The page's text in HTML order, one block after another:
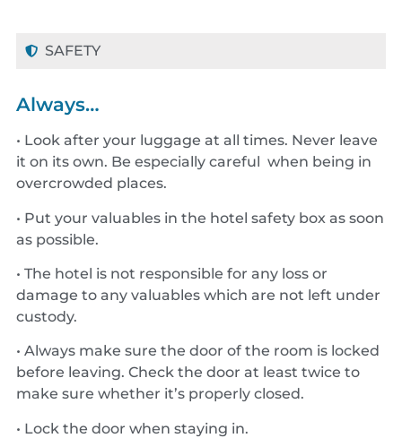
SAFETY
Always…
• Look after your luggage at all times. Never leave
it on its own. Be especially careful when being in
overcrowded places.
• Put your valuables in the hotel safety box as soon
as possible.
• The hotel is not responsible for any loss or
damage to any valuables which are not left under
custody.
• Always make sure the door of the room is locked
before leaving. Check the door at least twice to
make sure whether it’s properly closed.
• Lock the door when staying in.